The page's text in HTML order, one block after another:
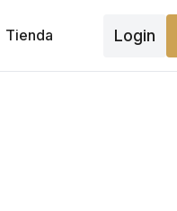
Tienda Login